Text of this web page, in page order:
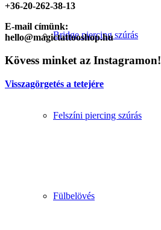
Bridge piercing szúrás
Felszíni piercing szúrás
Fülbelövés
+36-20-262-38-13
E-mail címünk:
hello@magictattooshop.hu
Kövess minket az Instagramon!
Visszagörgetés a tetejére